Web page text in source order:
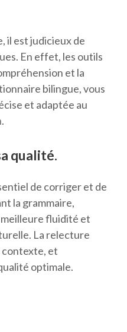
il est judicieux de
En effet, les outils
et la
bilingue, vous
et adaptée au
qualité.
de corriger et de
la grammaire,
meilleure fluidité et
La relecture
et
optimale.